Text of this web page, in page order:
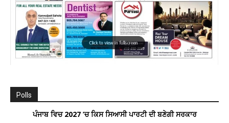
Polls
ਪੰਜਾਬ ਵਿਚ 2027 ’ਚ ਕਿਸ ਸਿਆਸੀ ਪਾਰਟੀ ਦੀ ਬਣੇਗੀ ਸਰਕਾਰ